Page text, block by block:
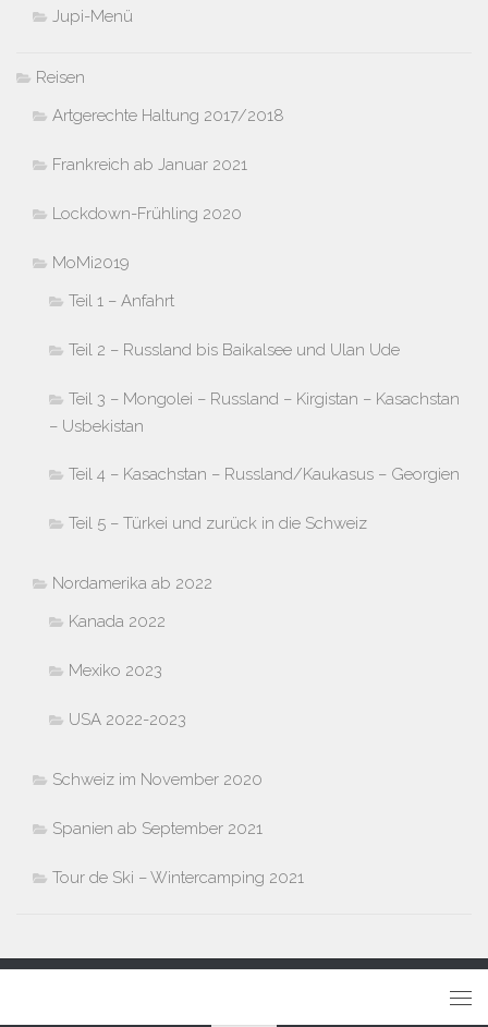
Jupi-Menü
Reisen
Artgerechte Haltung 2017/2018
Frankreich ab Januar 2021
Lockdown-Frühling 2020
MoMi2019
Teil 1 – Anfahrt
Teil 2 – Russland bis Baikalsee und Ulan Ude
Teil 3 – Mongolei – Russland – Kirgistan – Kasachstan
– Usbekistan
Teil 4 – Kasachstan – Russland/Kaukasus – Georgien
Teil 5 – Türkei und zurück in die Schweiz
Nordamerika ab 2022
Kanada 2022
Mexiko 2023
USA 2022-2023
Schweiz im November 2020
Spanien ab September 2021
Tour de Ski – Wintercamping 2021